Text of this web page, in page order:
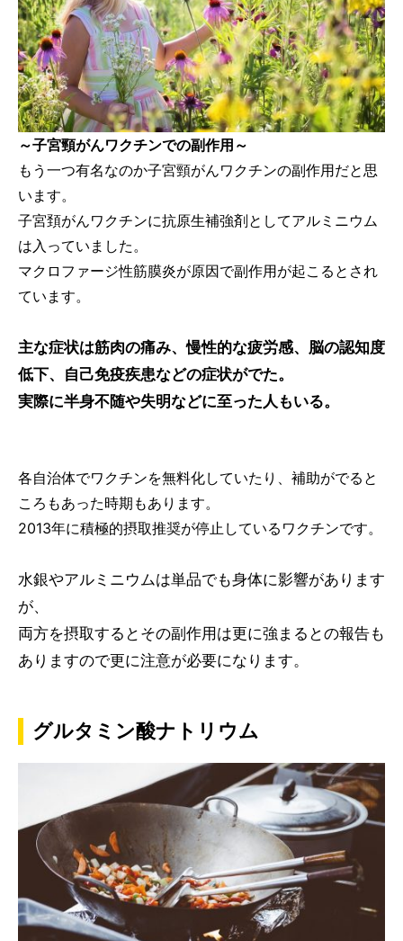
～子宮頸がんワクチンでの副作用～
もう一つ有名なのか子宮頸がんワクチンの副作用だと思
います。
子宮頚がんワクチンに抗原生補強剤としてアルミニウム
は入っていました。
マクロファージ性筋膜炎が原因で副作用が起こるとされ
ています。
主な症状は筋肉の痛み、慢性的な疲労感、脳の認知度
低下、自己免疫疾患などの症状がでた。
実際に半身不随や失明などに至った人もいる。
各自治体でワクチンを無料化していたり、補助がでると
ころもあった時期もあります。
2013年に積極的摂取推奨が停止しているワクチンです。
水銀やアルミニウムは単品でも身体に影響があります
が、
両方を摂取するとその副作用は更に強まるとの報告も
ありますので更に注意が必要になります。
グルタミン酸ナトリウム